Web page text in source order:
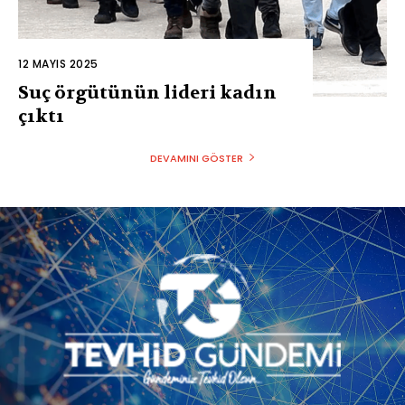
12 MAYIS 2025
Suç örgütünün lideri kadın
çıktı
DEVAMINI GÖSTER